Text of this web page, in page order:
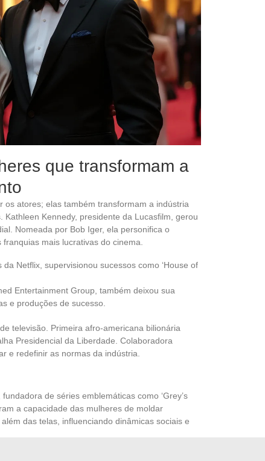
que transformam a
atores; elas também transformam a indústria
Kennedy, presidente da Lucasfilm, gerou
Nomeada por Bob Iger, ela personifica o
mais lucrativas do cinema.
da Netflix, supervisionou sucessos como ‘House of
Entertainment Group, também deixou sua
e produções de sucesso.
televisão. Primeira afro-americana bilionária
Presidencial da Liberdade. Colaboradora
e redefinir as normas da indústria.
de séries emblemáticas como ‘Grey’s
a capacidade das mulheres de moldar
das telas, influenciando dinâmicas sociais e